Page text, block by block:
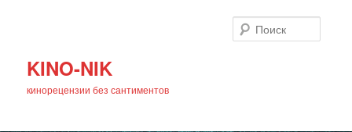
KINO-NIK
кинорецензии без сантиментов